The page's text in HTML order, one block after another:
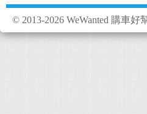
© 2013-2026 WeWanted 購車好